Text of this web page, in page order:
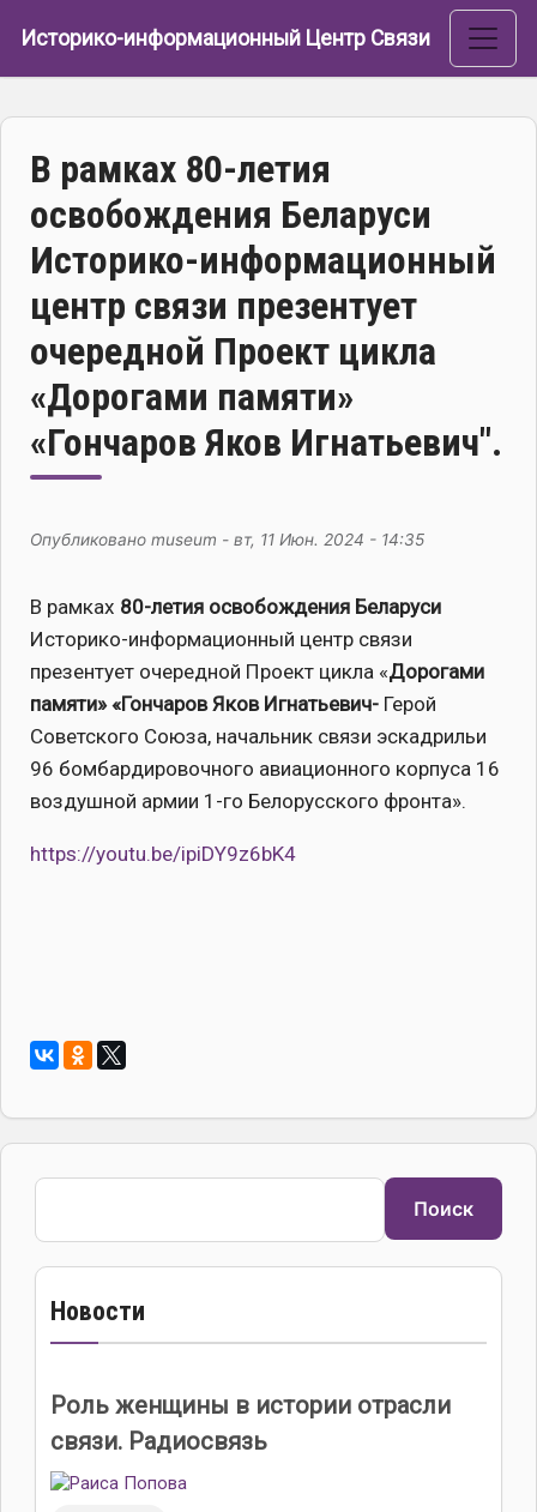
Историко-информационный Центр Связи
В рамках 80-летия
освобождения Беларуси
Историко-информационный
центр связи презентует
очередной Проект цикла
«Дорогами памяти»
«Гончаров Яков Игнатьевич".
Опубликовано museum - вт, 11 Июн. 2024 - 14:35
В рамках 80-летия освобождения Беларуси
Историко-информационный центр связи
презентует очередной Проект цикла «Дорогами
памяти» «Гончаров Яков Игнатьевич- Герой
Советского Союза, начальник связи эскадрильи
96 бомбардировочного авиационного корпуса 16
воздушной армии 1-го Белорусского фронта».
https://youtu.be/ipiDY9z6bK4
Поиск
Поиск
Новости
Роль женщины в истории отрасли
связи. Радиосвязь